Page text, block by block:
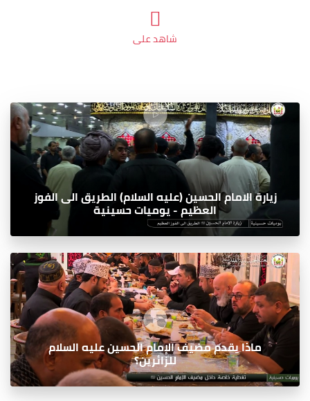
شاهد على
زيارة الامام الحسين (عليه السلام) الطريق الى الفوز
العظيم - يوميات حسينية
ماذا يقدم مضيف الإمام الحسين عليه السلام
للزائرين؟